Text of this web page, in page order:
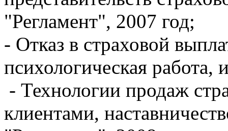
"Регламент", 2007 год;
- Отказ в страховой
психологическая работа,
- Технологии продаж
клиентами,